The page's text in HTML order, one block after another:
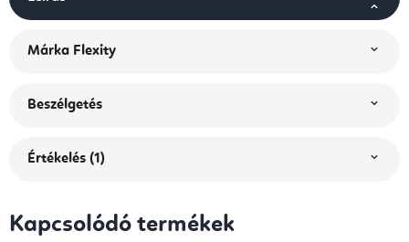
Márka Flexity
Beszélgetés
Értékelés (1)
Kapcsolódó termékek